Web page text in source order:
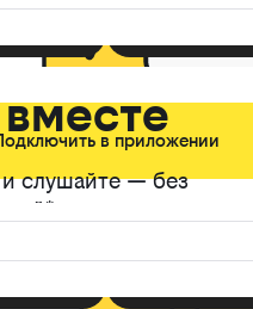
слушайте — без
в приложении